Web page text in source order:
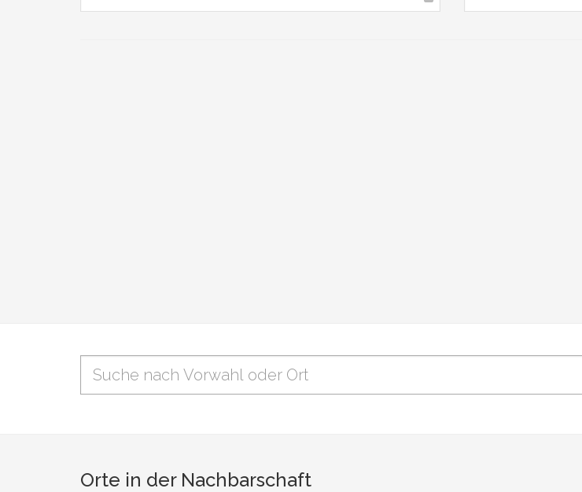
Orte in der Nachbarschaft